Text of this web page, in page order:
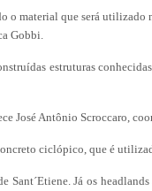
material que será
Gobbi.
estruturas
José Antônio Scroccaro,
ciclópico, que é
Já os